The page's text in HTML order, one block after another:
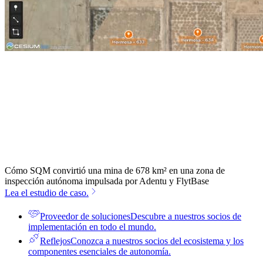
Cómo SQM convirtió una mina de 678 km² en una zona de
inspección autónoma impulsada por Adentu y FlytBase
Lea el estudio de caso.
Proveedor de solucionesDescubre a nuestros socios de
implementación en todo el mundo.
ReflejosConozca a nuestros socios del ecosistema y los
componentes esenciales de autonomía.